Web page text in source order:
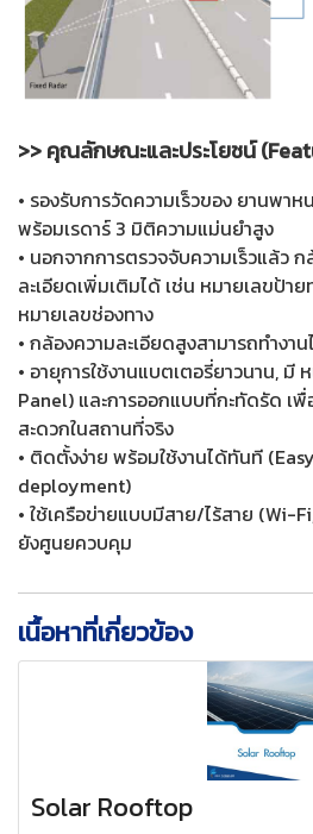
>> คุณลักษณะและประโยชน์
• รองรับการวัดความเร็วของ ยานพา
พร้อมเรดาร์ 3 มิติความแม่นยำสูง
• นอกจากการตรวจจับความเร็วแล้ว
ละเอียดเพิ่มเติมได้ เช่น หมายเลขป้าย
หมายเลขช่องทาง
• กล้องความละเอียดสูงสามารถทำงา
• อายุการใช้งานแบตเตอรี่ยาวนาน, มี
Panel) และการออกแบบที่กะทัดรัด เ
สะดวกในสถานที่จริง
• ติดตั้งง่าย พร้อมใช้งานได้ทันที
deployment)
• ใช้เครือข่ายแบบมีสาย/ไร้สาย (Wi-
ยังศูนยควบคุม
เนื้อหาที่เกี่ยวข้อง
Solar Rooftop